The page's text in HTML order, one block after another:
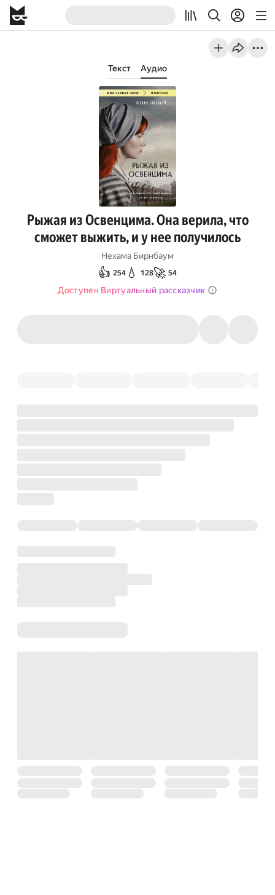
Текст Аудио
Рыжая из Освенцима. Она верила, что
сможет выжить, и у нее получилось
Нехама Бирнбаум
👍 254 💧 128🚀 54
Доступен Виртуальный рассказчик